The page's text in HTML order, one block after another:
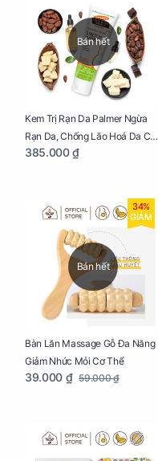
Bán hết
Kem Trị Rạn Da Palmer Ngừa
Rạn Da, Chống Lão Hoá Da Cho
Mẹ Bầu Tuýp 125g
385.000 ₫
Bán hết
34%
GIẢM
Bàn Lăn Massage Gỗ Đa Năng
Giảm Nhức Mỏi Cơ Thể
39.000 ₫ 59.000 ₫